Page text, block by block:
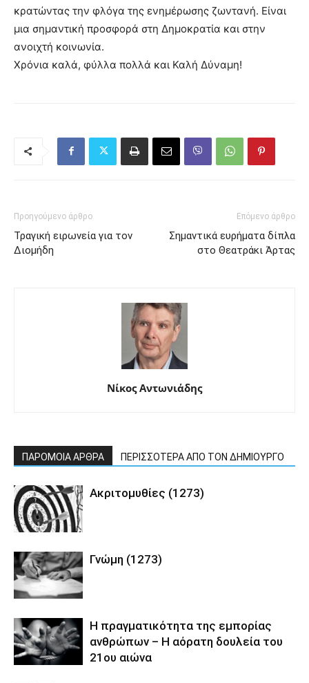
κρατώντας την φλόγα της ενημέρωσης ζωντανή. Είναι
μια σημαντική προσφορά στη Δημοκρατία και στην
ανοιχτή κοινωνία.
Χρόνια καλά, φύλλα πολλά και Καλή Δύναμη!
Προηγούμενο άρθρο
Τραγική ειρωνεία για τον
Διομήδη
Επόμενο άρθρο
Σημαντικά ευρήματα δίπλα
στο Θεατράκι Άρτας
Νίκος Αντωνιάδης
ΠΑΡΟΜΟΙΑ ΑΡΘΡΑ ΠΕΡΙΣΣΟΤΕΡΑ ΑΠΟ ΤΟΝ ΔΗΜΙΟΥΡΓΟ
Ακριτομυθίες (1273)
Γνώμη (1273)
Η πραγματικότητα της εμπορίας
ανθρώπων – Η αόρατη δουλεία του
21ου αιώνα